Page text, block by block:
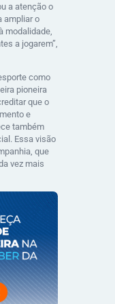
a atenção o
ampliar o
modalidade,
a jogarem”,
como
pioneira
que o
e
também
Essa visão
que
vez mais